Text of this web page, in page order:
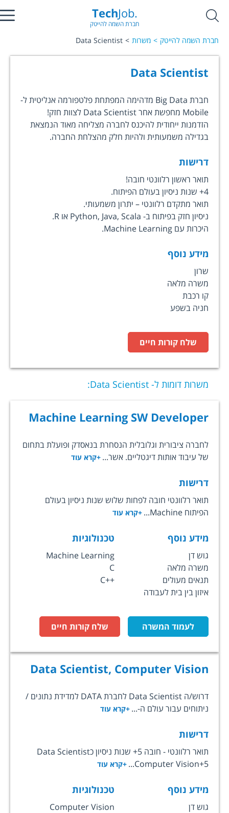
TechJob.
חברת השמה להייטק
חברת השמה להייטק משרות Data Scientist
Data Scientist
חברת Big Data מדהימה המפתחת פלטפורמה אנליטית ל-
Mobile מחפשת אחר Data Scientist לצוות חזק!
הזדמנות ייחודית להיכנס לחברה מצליחה מאוד הנמצאת
בגדילה משמעותית ולהיות חלק מהצלחת החברה.
דרישות
תואר ראשון רלוונטי חובה!
4+ שנות ניסיון בעולם הפיתוח.
תואר מתקדם רלוונטי – יתרון משמעותי.
ניסיון חזק בפיתוח ב- Python, Java, Scala או R.
היכרות עם Machine Learning.
מידע נוסף
שרון
משרה מלאה
קו רכבת
חניה בשפע
שלח קורות חיים
משרות דומות ל- Data Scientist
:
Machine Learning SW Developer
לחברה ציבורית וגלובלית הנסחרת בנאסדק ופועלת בתחום
של עיבוד אותות דיגטליים. אשר... +קרא עוד
דרישות
תואר רלוונטי חובה לפחות שלוש שנות ניסיון בעולם
הפיתוח Machine...
+קרא עוד
מידע נוסף
גוש דן
משרה מלאה
תנאים מעולים
איזון בין בית לעבודה
טכנולוגיות
Machine Learning
C
C++
לעמוד המשרה שלח קורות חיים
Data Scientist, Computer Vision
דרוש/ה Data Scientist לחברת DATA למדידת נתונים /
ניתוחים עבור עולם ה-... +קרא עוד
דרישות
תואר רלוונטי - חובה 5+ שנות ניסיון כData Scientist
Computer Vision+5...
+קרא עוד
מידע נוסף
גוש דן
טכנולוגיות
Computer Vision